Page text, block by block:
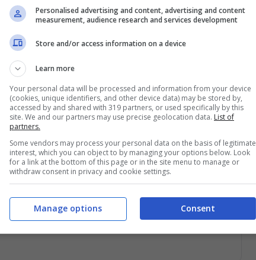
tiro, palla fuori di poco
colpisce di testa, palla alta
sposta la palla e calcia verso la porta. Ravaglia
Personalised advertising and content, advertising and content
measurement, audience research and services development
Store and/or access information on a device
Learn more
Your personal data will be processed and information from your device
(cookies, unique identifiers, and other device data) may be stored by,
accessed by and shared with 319 partners, or used specifically by this
site. We and our partners may use precise geolocation data. List of
partners.
Some vendors may process your personal data on the basis of legitimate
interest, which you can object to by managing your options below. Look
for a link at the bottom of this page or in the site menu to manage or
withdraw consent in privacy and cookie settings.
Consent
Manage options